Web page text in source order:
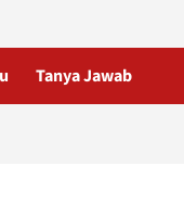
Tanya Jawab